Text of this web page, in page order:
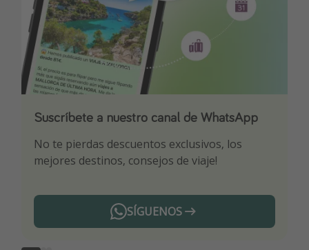
Suscríbete a nuestro canal de WhatsApp
No te pierdas descuentos exclusivos, los
mejores destinos, consejos de viaje!
SÍGUENOS
Descarga nuestra app
Sé el primero en reservar nuestros chollazos
¡Suscríbete a nuestro canal de Telegram!
¡Recibe las mejores ofertas seleccionadas para
ti por nuestros expertos en viajes
Telegram